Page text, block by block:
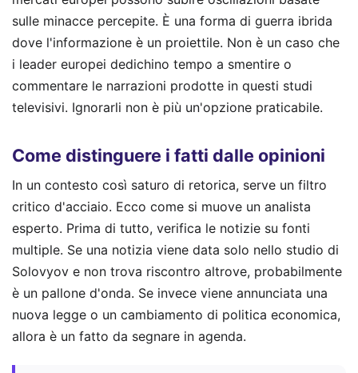
sulle minacce percepite. È una forma di guerra ibrida
dove l'informazione è un proiettile. Non è un caso che
i leader europei dedichino tempo a smentire o
commentare le narrazioni prodotte in questi studi
televisivi. Ignorarli non è più un'opzione praticabile.
Come distinguere i fatti dalle opinioni
In un contesto così saturo di retorica, serve un filtro
critico d'acciaio. Ecco come si muove un analista
esperto. Prima di tutto, verifica le notizie su fonti
multiple. Se una notizia viene data solo nello studio di
Solovyov e non trova riscontro altrove, probabilmente
è un pallone d'onda. Se invece viene annunciata una
nuova legge o un cambiamento di politica economica,
allora è un fatto da segnare in agenda.